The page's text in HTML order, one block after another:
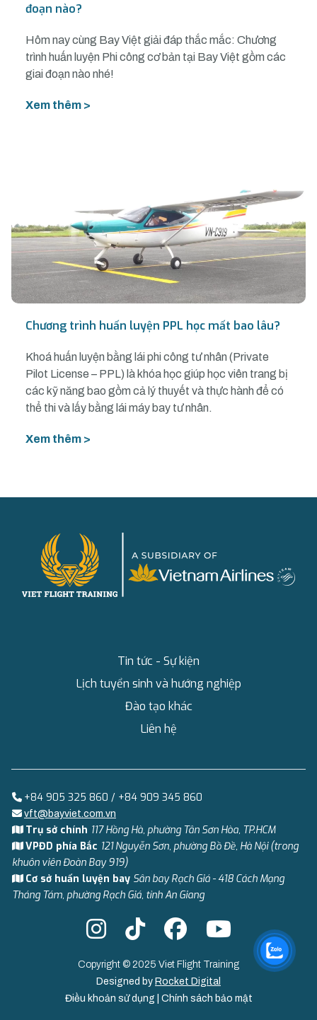
đoạn nào?
Hôm nay cùng Bay Việt giải đáp thắc mắc: Chương
trình huấn luyện Phi công cơ bản tại Bay Việt gồm các
giai đoạn nào nhé!
Xem thêm >
Chương trình huấn luyện PPL học mất bao lâu?
Khoá huấn luyện bằng lái phi công tư nhân (Private
Pilot License – PPL) là khóa học giúp học viên trang bị
các kỹ năng bao gồm cả lý thuyết và thực hành để có
thể thi và lấy bằng lái máy bay tư nhân.
Xem thêm >
Tin tức - Sự kiện
Lịch tuyển sinh và hướng nghiệp
Đào tạo khác
Liên hệ
+84 905 325 860 / +84 909 345 860
vft@bayviet.com.vn
Trụ sở chính 117 Hồng Hà, phường Tân Sơn Hòa, TP.HCM
VPĐD phía Bắc 121 Nguyễn Sơn, phường Bồ Đề, Hà Nội (trong
khuôn viên Đoàn Bay 919)
Cơ sở huấn luyện bay Sân bay Rạch Giá - 418 Cách Mạng
Tháng Tám, phường Rạch Giá, tỉnh An Giang
Copyright © 2025 Viet Flight Training
Designed by Rocket Digital
Điều khoản sử dụng
Chính sách bảo mật